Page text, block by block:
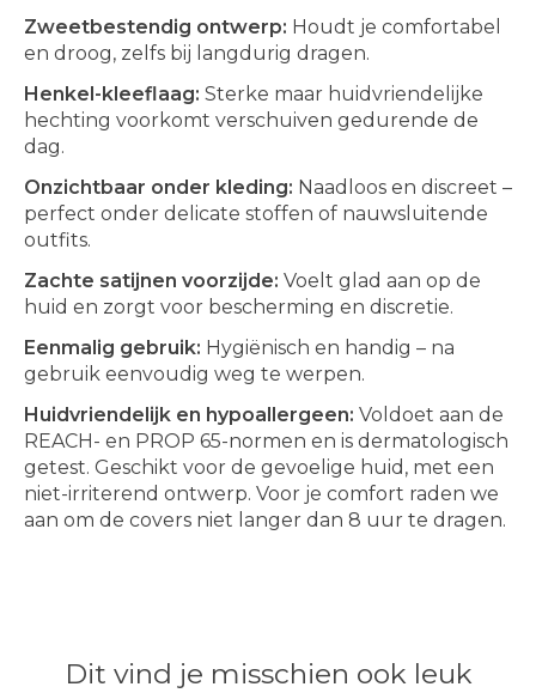
Zweetbestendig ontwerp: Houdt je comfortabel
en droog, zelfs bij langdurig dragen.
Henkel-kleeflaag: Sterke maar huidvriendelijke
hechting voorkomt verschuiven gedurende de
dag.
Onzichtbaar onder kleding: Naadloos en discreet –
perfect onder delicate stoffen of nauwsluitende
outfits.
Zachte satijnen voorzijde: Voelt glad aan op de
huid en zorgt voor bescherming en discretie.
Eenmalig gebruik: Hygiënisch en handig – na
gebruik eenvoudig weg te werpen.
Huidvriendelijk en hypoallergeen: Voldoet aan de
REACH- en PROP 65-normen en is dermatologisch
getest. Geschikt voor de gevoelige huid, met een
niet-irriterend ontwerp. Voor je comfort raden we
aan om de covers niet langer dan 8 uur te dragen.
Dit vind je misschien ook leuk